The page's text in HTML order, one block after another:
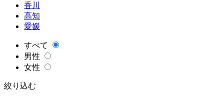
香川
高知
愛媛
すべて
男性
女性
絞り込む